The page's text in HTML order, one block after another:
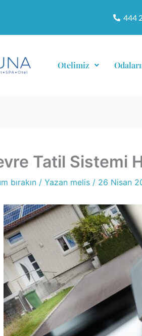
444
Otelimiz
Tatil Sistemi
bırakın / Yazan melis / 26 Nisan